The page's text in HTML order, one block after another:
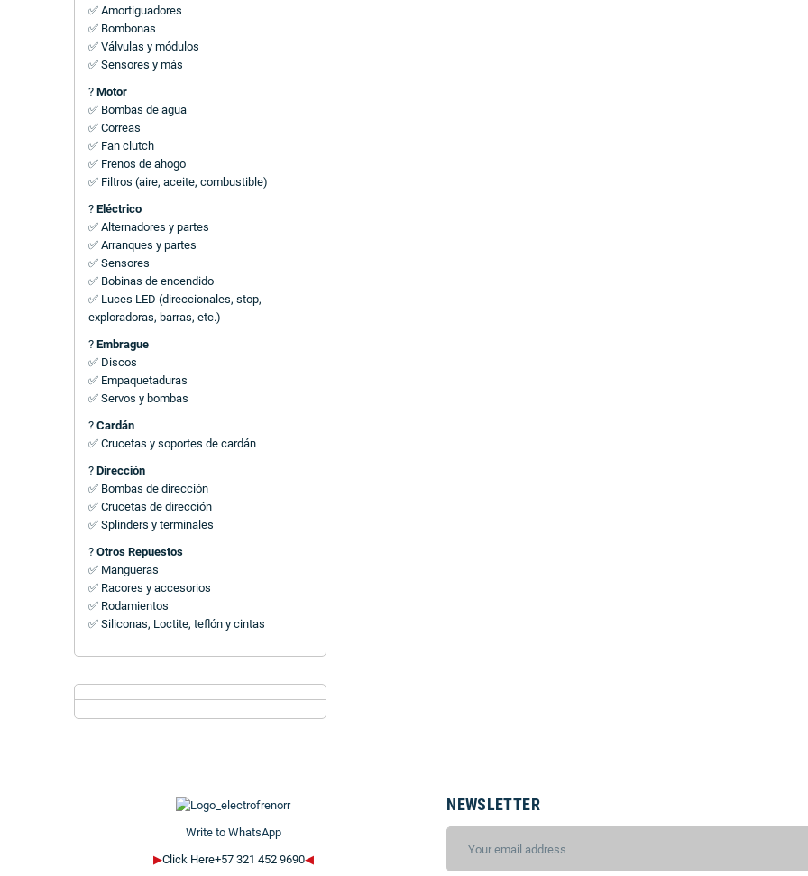
✅ Amortiguadores
✅ Bombonas
✅ Válvulas y módulos
✅ Sensores y más
? Motor
✅ Bombas de agua
✅ Correas
✅ Fan clutch
✅ Frenos de ahogo
✅ Filtros (aire, aceite, combustible)
? Eléctrico
✅ Alternadores y partes
✅ Arranques y partes
✅ Sensores
✅ Bobinas de encendido
✅ Luces LED (direccionales, stop,
exploradoras, barras, etc.)
? Embrague
✅ Discos
✅ Empaquetaduras
✅ Servos y bombas
? Cardán
✅ Crucetas y soportes de cardán
? Dirección
✅ Bombas de dirección
✅ Crucetas de dirección
✅ Splinders y terminales
? Otros Repuestos
✅ Mangueras
✅ Racores y accesorios
✅ Rodamientos
✅ Siliconas, Loctite, teflón y cintas
Write to WhatsApp
▶Click Here+57 321 452 9690◀
NEWSLETTER